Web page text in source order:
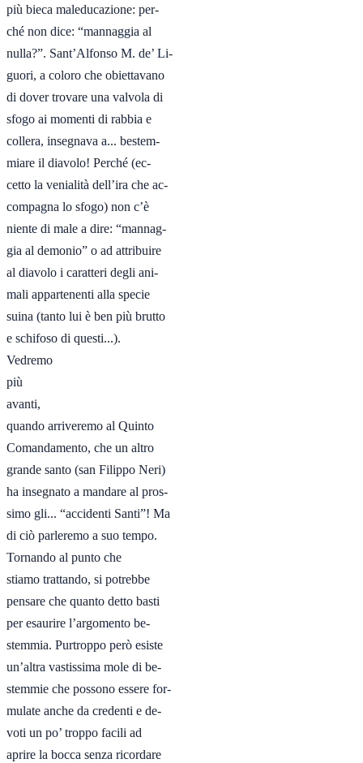
più bieca maleducazione: per-
ché non dice: “mannaggia al
nulla?”. Sant’Alfonso M. de’ Li-
guori, a coloro che obiettavano
di dover trovare una valvola di
sfogo ai momenti di rabbia e
collera, insegnava a... bestem-
miare il diavolo! Perché (ec-
cetto la venialità dell’ira che ac-
compagna lo sfogo) non c’è
niente di male a dire: “mannag-
gia al demonio” o ad attribuire
al diavolo i caratteri degli ani-
mali appartenenti alla specie
suina (tanto lui è ben più brutto
e schifoso di questi...).
Vedremo
più
avanti,
quando arriveremo al Quinto
Comandamento, che un altro
grande santo (san Filippo Neri)
ha insegnato a mandare al pros-
simo gli... “accidenti Santi”! Ma
di ciò parleremo a suo tempo.
Tornando al punto che
stiamo trattando, si potrebbe
pensare che quanto detto basti
per esaurire l’argomento be-
stemmia. Purtroppo però esiste
un’altra vastissima mole di be-
stemmie che possono essere for-
mulate anche da credenti e de-
voti un po’ troppo facili ad
aprire la bocca senza ricordare